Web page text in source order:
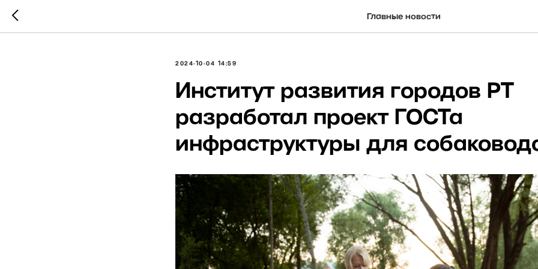
Главные новости
2024-10-04 14:59
Институт развития городов РТ
разработал проект ГОСТа
инфраструктуры для